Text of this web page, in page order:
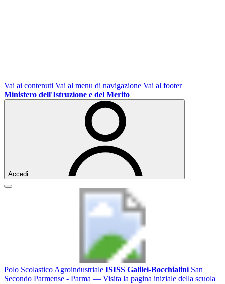
Vai ai contenuti Vai al menu di navigazione Vai al footer
Ministero dell'Istruzione e del Merito
Accedi
Polo Scolastico Agroindustriale ISISS Galilei-Bocchialini San
Secondo Parmense - Parma — Visita la pagina iniziale della scuola